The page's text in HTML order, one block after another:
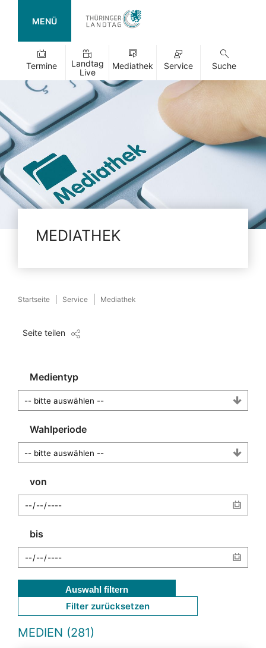
MENÜ
Termine
Landtag
Live
Mediathek Service Suche
MEDIATHEK
Startseite Service Mediathek
Seite teilen
Medientyp
Wahlperiode
von
bis
Auswahl filtern
Filter zurücksetzen
MEDIEN (281)